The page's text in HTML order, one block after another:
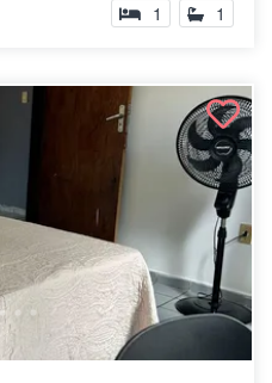
1 1